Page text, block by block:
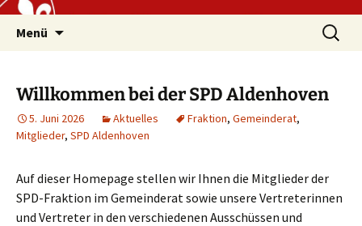
Zum
Inhalt
springen
Menü
Suchen
nach:
Willkommen bei der SPD Aldenhoven
5. Juni 2026 Aktuelles Fraktion, Gemeinderat,
Mitglieder, SPD Aldenhoven
Auf dieser Homepage stellen wir Ihnen die Mitglieder der
SPD-Fraktion im Gemeinderat sowie unsere Vertreterinnen
und Vertreter in den verschiedenen Ausschüssen und